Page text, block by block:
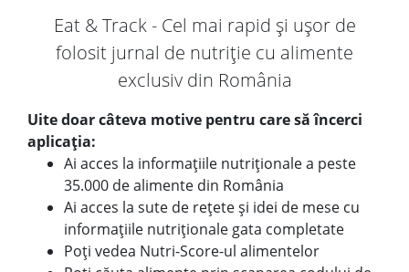
Eat & Track - Cel mai rapid și ușor de
folosit jurnal de nutriție cu alimente
exclusiv din România
Uite doar câteva motive pentru care să încerci
aplicația:
Ai acces la informațiile nutriționale a peste
35.000 de alimente din România
Ai acces la sute de rețete și idei de mese cu
informațiile nutriționale gata completate
Poți vedea Nutri-Score-ul alimentelor